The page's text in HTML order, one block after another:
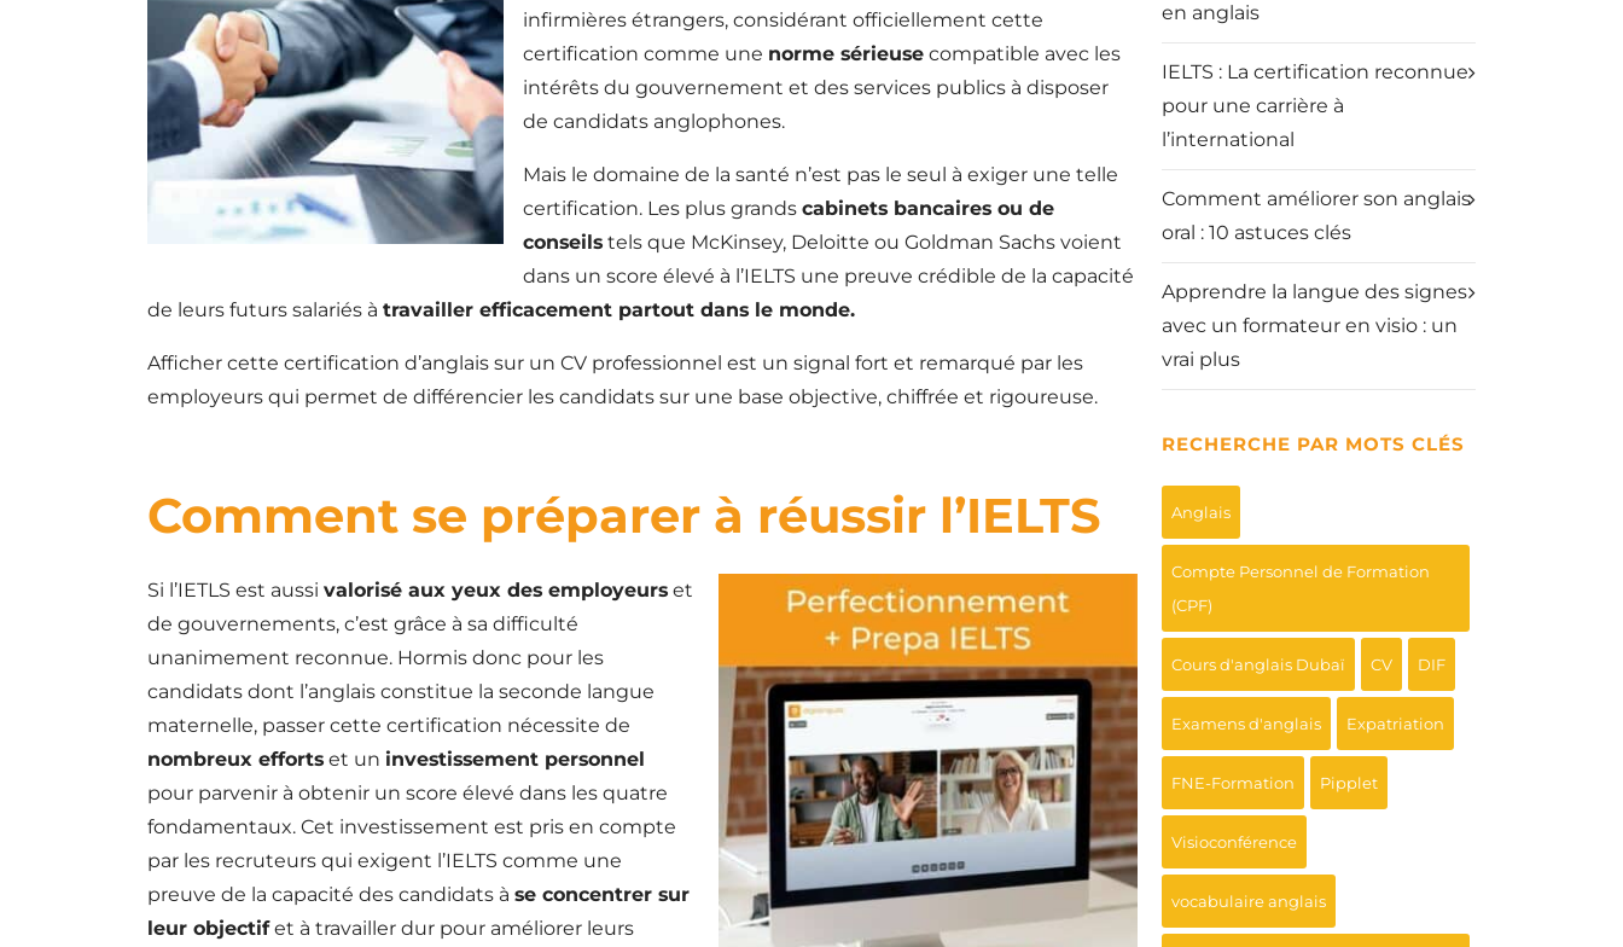
infirmières étrangers, considérant officiellement cette
certification comme une norme sérieuse compatible avec les
intérêts du gouvernement et des services publics à disposer
de candidats anglophones.
Mais le domaine de la santé n’est pas le seul à exiger une telle
certification. Les plus grands cabinets bancaires ou de
conseils tels que McKinsey, Deloitte ou Goldman Sachs voient
dans un score élevé à l’IELTS une preuve crédible de la capacité
de leurs futurs salariés à travailler efficacement partout dans le monde.
Afficher cette certification d’anglais sur un CV professionnel est un signal fort et remarqué par les
employeurs qui permet de différencier les candidats sur une base objective, chiffrée et rigoureuse.
Comment se préparer à réussir l’IELTS
Si l’IETLS est aussi valorisé aux yeux des employeurs et
de gouvernements, c’est grâce à sa difficulté
unanimement reconnue. Hormis donc pour les
candidats dont l’anglais constitue la seconde langue
maternelle, passer cette certification nécessite de
nombreux efforts et un investissement personnel
pour parvenir à obtenir un score élevé dans les quatre
fondamentaux. Cet investissement est pris en compte
par les recruteurs qui exigent l’IELTS comme une
preuve de la capacité des candidats à se concentrer sur
leur objectifet à travailler dur pour améliorer leurs
en anglais
IELTS : La certification reconnue
pour une carrière à
l’international
Comment améliorer son anglais
oral : 10 astuces clés
Apprendre la langue des signes
avec un formateur en visio : un
vrai plus
RECHERCHE PAR MOTS CLÉS
Anglais
Compte Personnel de Formation
(CPF)
Cours d'anglais Dubaï CV DIF
Examens d'anglais Expatriation
FNE-Formation Pipplet
Visioconférence
vocabulaire anglais